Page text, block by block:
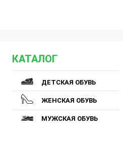
КАТАЛОГ
ДЕТСКАЯ ОБУВЬ
ЖЕНСКАЯ ОБУВЬ
МУЖСКАЯ ОБУВЬ